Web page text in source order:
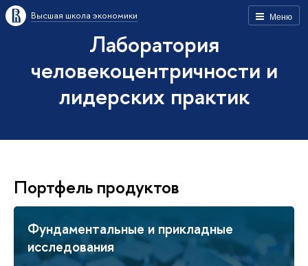
Меню
Высшая школа экономики
Лаборатория
человекоцентричности и
лидерских практик
Портфель продуктов
Фундаментальные и прикладные
исследования